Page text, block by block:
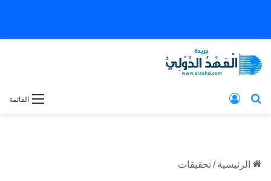
القائمة بحث عن
الرئيسية /تحقيقات